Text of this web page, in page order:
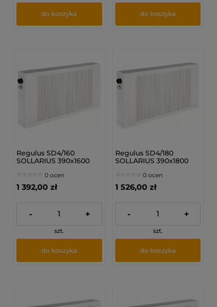
do koszyka do koszyka
Regulus SD4/160
SOLLARIUS 390x1600
dolnozasilany
0 ocen
1 392,00 zł
- +
szt.
do koszyka
Regulus SD4/180
SOLLARIUS 390x1800
dolnozasilany
0 ocen
1 526,00 zł
- +
szt.
do koszyka